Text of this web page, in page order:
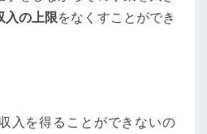
入の上限をなくすことができ
入を得ることができないの